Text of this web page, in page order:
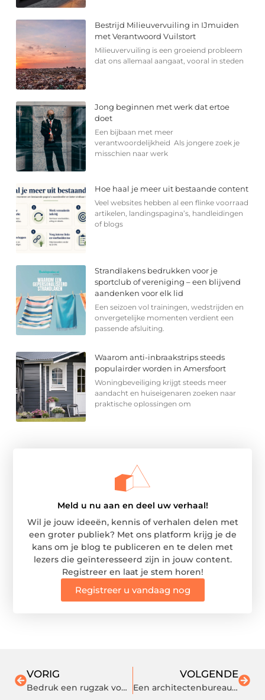
Bestrijd Milieuvervuiling in IJmuiden
met Verantwoord Vuilstort
Milieuvervuiling is een groeiend probleem
dat ons allemaal aangaat, vooral in steden
Jong beginnen met werk dat ertoe
doet
Een bijbaan met meer
verantwoordelijkheid Als jongere zoek je
misschien naar werk
Hoe haal je meer uit bestaande content
Veel websites hebben al een flinke voorraad
artikelen, landingspagina’s, handleidingen
of blogs
Strandlakens bedrukken voor je
sportclub of vereniging – een blijvend
aandenken voor elk lid
Een seizoen vol trainingen, wedstrijden en
onvergetelijke momenten verdient een
passende afsluiting.
Waarom anti-inbraakstrips steeds
populairder worden in Amersfoort
Woningbeveiliging krijgt steeds meer
aandacht en huiseigenaren zoeken naar
praktische oplossingen om
Meld u nu aan en deel uw verhaal!
Wil je jouw ideeën, kennis of verhalen delen met
een groter publiek? Met ons platform krijg je de
kans om je blog te publiceren en te delen met
lezers die geïnteresseerd zijn in jouw content.
Registreer en laat je stem horen!
Registreer u vandaag nog
VORIG
Bedruk een rugzak voor je bedrijf
VOLGENDE
Een architectenbureau uit Overijssel met een divers portfolio